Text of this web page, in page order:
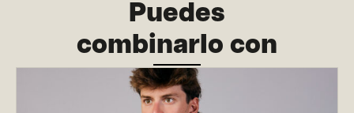
Puedes
combinarlo con